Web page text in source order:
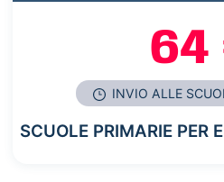
64
INVIO ALLE
SCUOLE PRIMARIE PER